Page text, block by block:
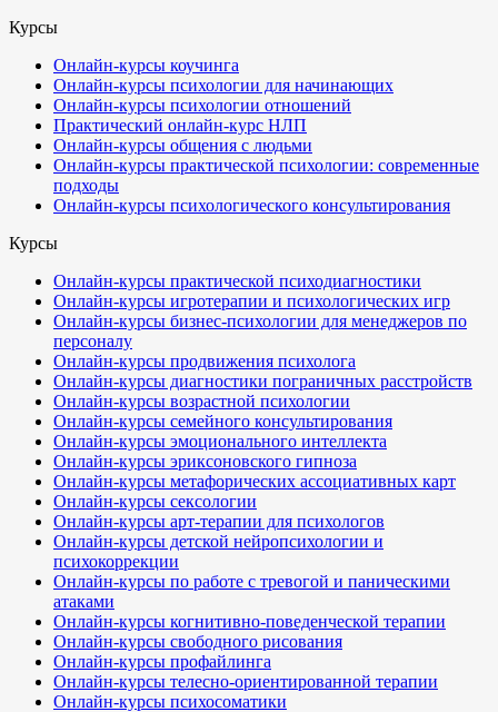
Курсы
Онлайн-курсы коучинга
Онлайн-курсы психологии для начинающих
Онлайн-курсы психологии отношений
Практический онлайн-курс НЛП
Онлайн-курсы общения с людьми
Онлайн-курсы практической психологии: современные
подходы
Онлайн-курсы психологического консультирования
Курсы
Онлайн-курсы практической психодиагностики
Онлайн-курсы игротерапии и психологических игр
Онлайн-курсы бизнес-психологии для менеджеров по
персоналу
Онлайн-курсы продвижения психолога
Онлайн-курсы диагностики пограничных расстройств
Онлайн-курсы возрастной психологии
Онлайн-курсы семейного консультирования
Онлайн-курсы эмоционального интеллекта
Онлайн-курсы эриксоновского гипноза
Онлайн-курсы метафорических ассоциативных карт
Онлайн-курсы сексологии
Онлайн-курсы арт-терапии для психологов
Онлайн-курсы детской нейропсихологии и
психокоррекции
Онлайн-курсы по работе с тревогой и паническими
атаками
Онлайн-курсы когнитивно-поведенческой терапии
Онлайн-курсы свободного рисования
Онлайн-курсы профайлинга
Онлайн-курсы телесно-ориентированной терапии
Онлайн-курсы психосоматики